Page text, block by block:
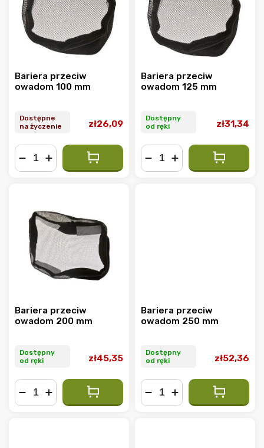
Bariera przeciw
owadom 100 mm
Dostępne
na życzenie
zł26,09
Bariera przeciw
owadom 125 mm
Dostępny
od ręki
zł31,34
Bariera przeciw
owadom 200 mm
Dostępny
od ręki
zł45,35
Bariera przeciw
owadom 250 mm
Dostępny
od ręki
zł52,36